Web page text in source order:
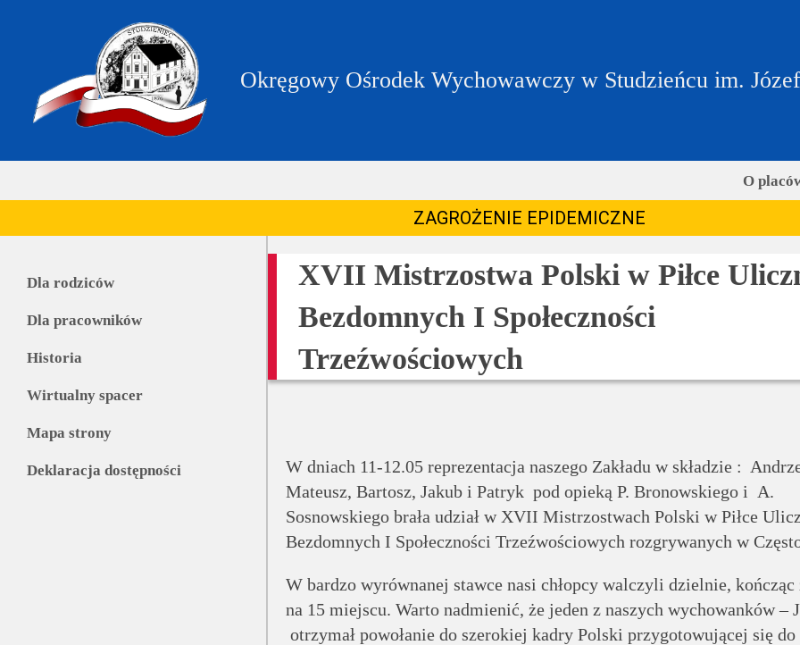
Okręgowy Ośrodek Wychowawczy w Studzieńcu im.
O
ZAGROŻENIE EPIDEMICZNE
Dla rodziców
Dla pracowników
Historia
Wirtualny spacer
Mapa strony
Deklaracja dostępności
XVII Mistrzostwa Polski w Piłce
Bezdomnych I Społeczności
Trzeźwościowych
W dniach 11-12.05 reprezentacja naszego Zakładu w składzie :
Mateusz, Bartosz, Jakub i Patryk pod opieką P. Bronowskiego i A.
Sosnowskiego brała udział w XVII Mistrzostwach Polski w Piłce
Bezdomnych I Społeczności Trzeźwościowych rozgrywanych w
W bardzo wyrównanej stawce nasi chłopcy walczyli dzielnie, kończąc
na 15 miejscu. Warto nadmienić, że jeden z naszych wychowanków –
otrzymał powołanie do szerokiej kadry Polski przygotowującej się do